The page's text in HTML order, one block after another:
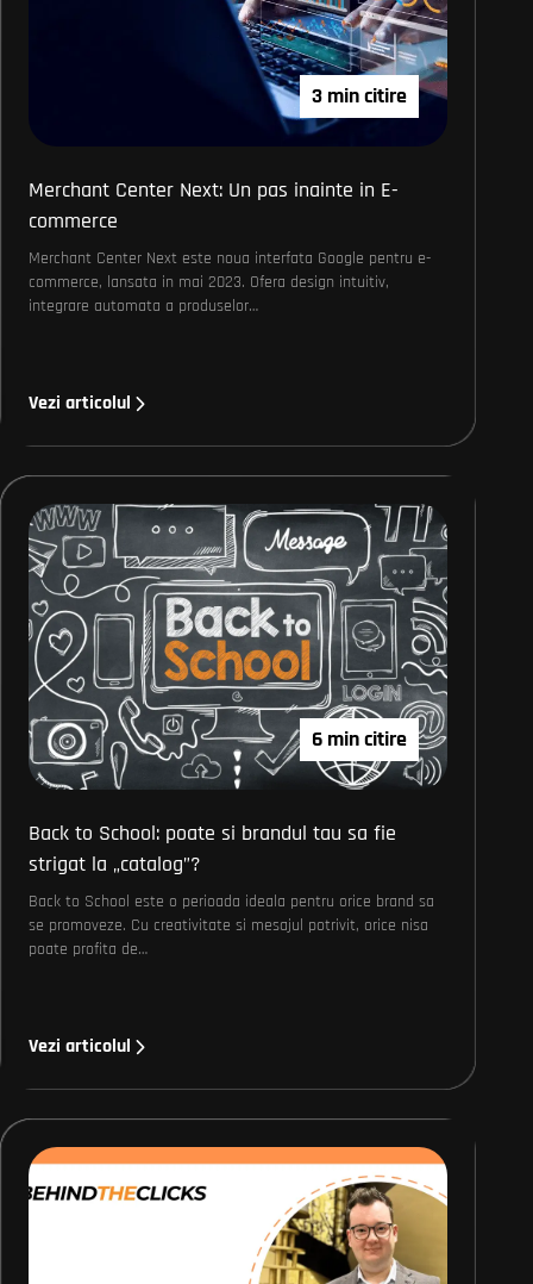
3 min citire
Merchant Center Next: Un pas inainte in E-
commerce
Merchant Center Next este noua interfata Google pentru e-
commerce, lansata in mai 2023. Ofera design intuitiv,
integrare automata a produselor…
Vezi articolul
6 min citire
Back to School: poate si brandul tau sa fie
strigat la „catalog ”?
Back to School este o perioada ideala pentru orice brand sa
se promoveze. Cu creativitate si mesajul potrivit, orice nisa
poate profita de…
Vezi articolul